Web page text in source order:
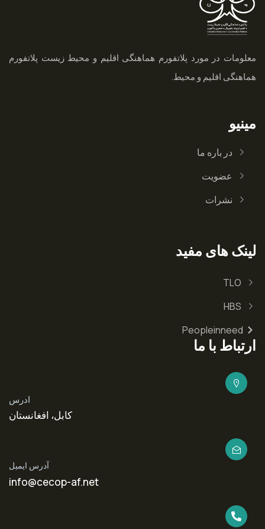
معلومات در مورد پلاتفورم هماهنگی اقلیم و محیط زیست پلاتفورم
هماهنگی اقلیم و محیط.
مینیو
در باره ما
عضویت
نشرات
لینک های مفید
TLO
HBS
Peopleinneed
ارتباط با ما
ادرس
کابل، افغانستان
آدرس ایمیل
info@cecop-af.net